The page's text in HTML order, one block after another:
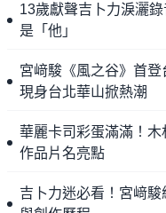
13歲獻聲吉卜力淚灑
是「他」
宮﨑駿《風之谷》首登
現身台北華山掀熱潮
華麗卡司彩蛋滿滿！
作品片名亮點
吉卜力迷必看！宮﨑